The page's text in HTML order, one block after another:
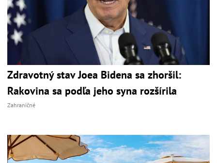
Zdravotný stav Joea Bidena sa zhoršil:
Rakovina sa podľa jeho syna rozšírila
Zahraničné